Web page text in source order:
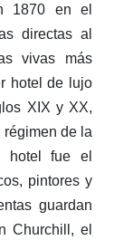
1870 en el
directas al
vivas más
hotel de lujo
XIX y XX,
de la
hotel fue el
pintores y
guardan
Churchill, el